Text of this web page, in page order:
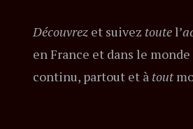
Découvrez et suivez toutel’
en France et dans le
continu, partout et à tout